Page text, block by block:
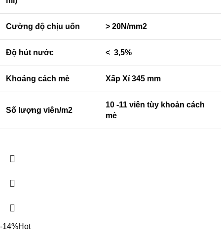
Cường độ chịu uốn > 20N/mm2
Độ hút nước < 3,5%
Khoảng cách mè Xấp Xỉ 345 mm
Số lượng viên/m2
10 -11 viên tùy khoản cách
mè
-14%Hot